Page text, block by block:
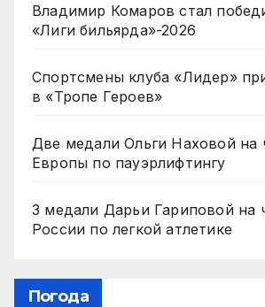
Владимир Комаров стал
«Лиги бильярда»-2026
Спортсмены клуба «Лидер»
в «Тропе Героев»
Две медали Ольги Наховой на
Европы по пауэрлифтингу
3 медали Дарьи Гариповой на
России по легкой атлетике
Погода